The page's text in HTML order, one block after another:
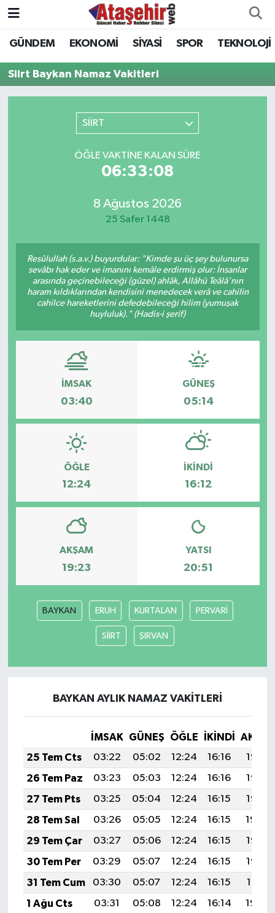
GÜNDEM EKONOMİ SİYASİ SPOR TEKNOLOJİ
Siirt Baykan Namaz Vakitleri
SİİRT
ÖĞLE VAKTINE KALAN SÜRE
06:33:08
8 Ağustos 2026
25 Safer 1448
Resûlullah (s.a.v.) buyurdular: "Kimde şu üç şey bulunursa
sevâbı hak eder ve imanını kemâle erdirmiş olur: İnsanlar
arasında geçinebileceği (güzel) ahlâk, Allâhü Teâlâ'nın
haram kıldıklarından kendisini menedecek verâ ve cahilin
cahilce hareketlerini defedebileceği hilim (yumuşak
huyluluk)." (Hadis-i şerif)
İMSAK
03:40
GÜNEŞ
05:14
ÖĞLE
12:24
İKINDI
16:12
AKŞAM
19:23
YATSI
20:51
BAYKAN ERUH KURTALAN PERVARİ
SİİRT ŞIRVAN
BAYKAN AYLIK NAMAZ VAKITLERI
İMSAK GÜNEŞ ÖĞLE İKINDI
25 Tem Cts
03:22 05:02 12:24 16:16
19:37
26 Tem Paz
03:23 05:03 12:24 16:16
19:36
27 Tem Pts
03:25 05:04 12:24 16:15
19:35
28 Tem Sal
03:26 05:05 12:24 16:15
19:34
29 Tem Çar
03:27 05:06 12:24 16:15
19:33
30 Tem Per
03:29 05:07 12:24 16:15
19:32
31 Tem Cum
03:30 05:07 12:24 16:15
19:31
1 Ağu Cts
03:31 05:08 12:24 16:14
19:30
Hava Durumu
Trafik Durumu
Son Dakika Haberleri